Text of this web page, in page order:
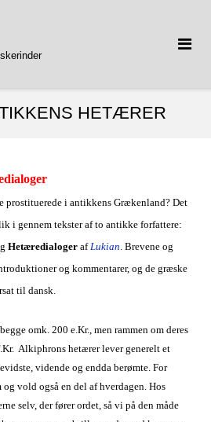
HETÆRER
prostituerede i antikkens Grækenland? Det
i gennem tekster af to antikke forfattere:
Hetæredialoger afLukian. Brevene og
og kommentarer, og de græske
til dansk.
omk. 200 e.Kr., men rammen om deres
Alkiphrons hetærer lever generelt et
vidende og endda berømte. For
vold også en del af hverdagen. Hos
selv, der fører ordet, så vi på den måde